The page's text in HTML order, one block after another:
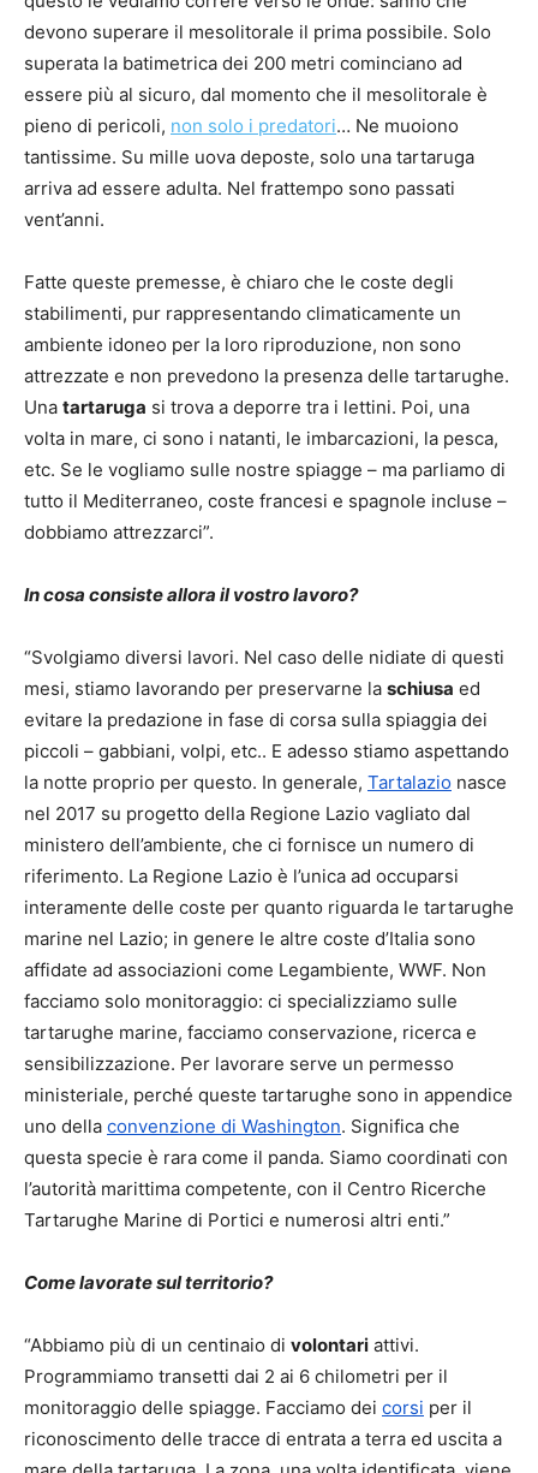
devono superare il mesolitorale il prima possibile. Solo
superata la batimetrica dei 200 metri cominciano ad
essere più al sicuro, dal momento che il mesolitorale è
pieno di pericoli, non solo i predatori… Ne muoiono
tantissime. Su mille uova deposte, solo una tartaruga
arriva ad essere adulta. Nel frattempo sono passati
vent’anni.
Fatte queste premesse, è chiaro che le coste degli
stabilimenti, pur rappresentando climaticamente un
ambiente idoneo per la loro riproduzione, non sono
attrezzate e non prevedono la presenza delle tartarughe.
Una tartaruga si trova a deporre tra i lettini. Poi, una
volta in mare, ci sono i natanti, le imbarcazioni, la pesca,
etc. Se le vogliamo sulle nostre spiagge – ma parliamo di
tutto il Mediterraneo, coste francesi e spagnole incluse –
dobbiamo attrezzarci”.
In cosa consiste allora il vostro lavoro?
“Svolgiamo diversi lavori. Nel caso delle nidiate di questi
mesi, stiamo lavorando per preservarne la schiusa ed
evitare la predazione in fase di corsa sulla spiaggia dei
piccoli – gabbiani, volpi, etc.. E adesso stiamo aspettando
la notte proprio per questo. In generale, Tartalazio nasce
nel 2017 su progetto della Regione Lazio vagliato dal
ministero dell’ambiente, che ci fornisce un numero di
riferimento. La Regione Lazio è l’unica ad occuparsi
interamente delle coste per quanto riguarda le tartarughe
marine nel Lazio; in genere le altre coste d’Italia sono
affidate ad associazioni come Legambiente, WWF. Non
facciamo solo monitoraggio: ci specializziamo sulle
tartarughe marine, facciamo conservazione, ricerca e
sensibilizzazione. Per lavorare serve un permesso
ministeriale, perché queste tartarughe sono in appendice
uno della convenzione di Washington. Significa che
questa specie è rara come il panda. Siamo coordinati con
l’autorità marittima competente, con il Centro Ricerche
Tartarughe Marine di Portici e numerosi altri enti.”
Come lavorate sul territorio?
“Abbiamo più di un centinaio di volontari attivi.
Programmiamo transetti dai 2 ai 6 chilometri per il
monitoraggio delle spiagge. Facciamo dei corsi per il
riconoscimento delle tracce di entrata a terra ed uscita a